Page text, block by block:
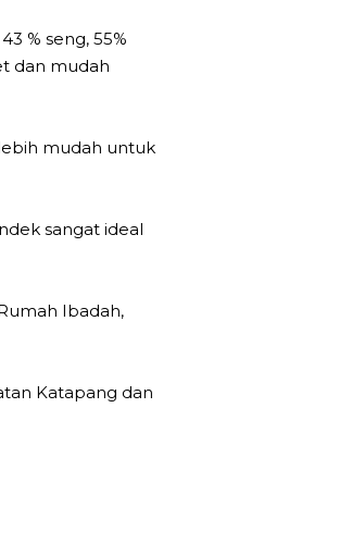
% seng, 55%
dan mudah
mudah untuk
sangat ideal
Ibadah,
Katapang dan